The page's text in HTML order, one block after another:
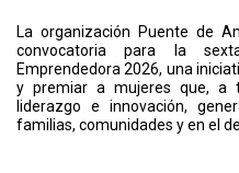
La organización Puente de
convocatoria para la
Emprendedora 2026, una
y premiar a mujeres que, a
liderazgo e innovación,
familias, comunidades y en el